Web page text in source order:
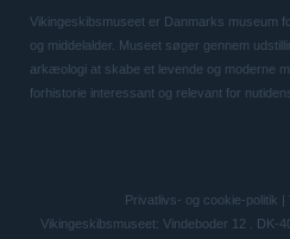
Vikingeskibsmuseet er Danmarks museum
og middelalder. Museet søger gennem
arkæologi at skabe et levende og moderne
forhistorie interessant og relevant for
Privatlivs- og cookie-politik |
Vikingeskibsmuseet: Vindeboder 12 . DK-